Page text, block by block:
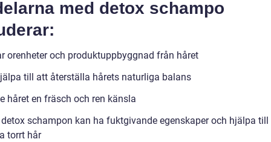
med detox schampo
orenheter och produktuppbyggnad från håret
till att återställa hårets naturliga balans
håret en fräsch och ren känsla
schampon kan ha fuktgivande egenskaper och hjälpa
torrt hår